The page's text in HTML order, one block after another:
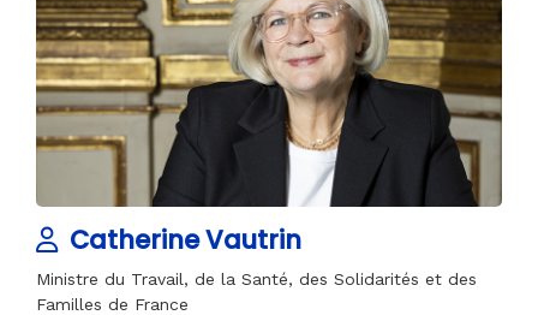
Catherine Vautrin
Ministre du Travail, de la Santé, des Solidarités et des
Familles de France